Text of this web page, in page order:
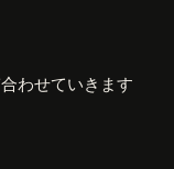
わせていきます